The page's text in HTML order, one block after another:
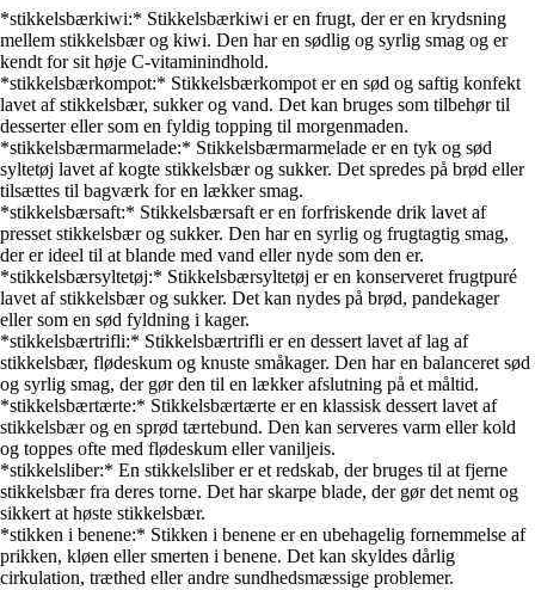
*stikkelsbærkiwi:* Stikkelsbærkiwi er en frugt, der er en krydsning
mellem stikkelsbær og kiwi. Den har en sødlig og syrlig smag og er
kendt for sit høje C-vitaminindhold.
*stikkelsbærkompot:* Stikkelsbærkompot er en sød og saftig konfekt
lavet af stikkelsbær, sukker og vand. Det kan bruges som tilbehør til
desserter eller som en fyldig topping til morgenmaden.
*stikkelsbærmarmelade:* Stikkelsbærmarmelade er en tyk og sød
syltetøj lavet af kogte stikkelsbær og sukker. Det spredes på brød eller
tilsættes til bagværk for en lækker smag.
*stikkelsbærsaft:* Stikkelsbærsaft er en forfriskende drik lavet af
presset stikkelsbær og sukker. Den har en syrlig og frugtagtig smag,
der er ideel til at blande med vand eller nyde som den er.
*stikkelsbærsyltetøj:* Stikkelsbærsyltetøj er en konserveret frugtpuré
lavet af stikkelsbær og sukker. Det kan nydes på brød, pandekager
eller som en sød fyldning i kager.
*stikkelsbærtrifli:* Stikkelsbærtrifli er en dessert lavet af lag af
stikkelsbær, flødeskum og knuste småkager. Den har en balanceret sød
og syrlig smag, der gør den til en lækker afslutning på et måltid.
*stikkelsbærtærte:* Stikkelsbærtærte er en klassisk dessert lavet af
stikkelsbær og en sprød tærtebund. Den kan serveres varm eller kold
og toppes ofte med flødeskum eller vaniljeis.
*stikkelsliber:* En stikkelsliber er et redskab, der bruges til at fjerne
stikkelsbær fra deres torne. Det har skarpe blade, der gør det nemt og
sikkert at høste stikkelsbær.
*stikken i benene:* Stikken i benene er en ubehagelig fornemmelse af
prikken, kløen eller smerten i benene. Det kan skyldes dårlig
cirkulation, træthed eller andre sundhedsmæssige problemer.